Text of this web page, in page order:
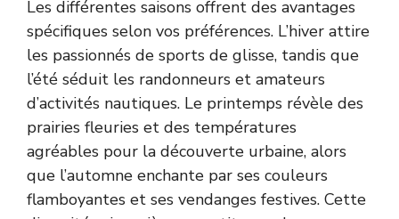
Les différentes saisons offrent des avantages
spécifiques selon vos préférences. L’hiver attire
les passionnés de sports de glisse, tandis que
l’été séduit les randonneurs et amateurs
d’activités nautiques. Le printemps révèle des
prairies fleuries et des températures
agréables pour la découverte urbaine, alors
que l’automne enchante par ses couleurs
flamboyantes et ses vendanges festives. Cette